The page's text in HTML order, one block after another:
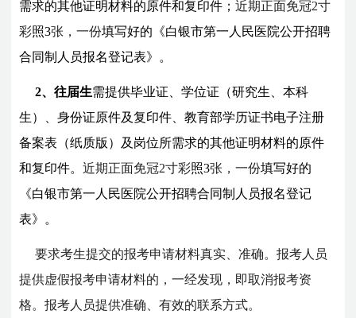
需求的其他证明材料的原件和复印件；近期正面免冠2寸
彩照3张，一份填写好的《白银市第一人民医院公开招聘
合同制人员报名登记表》。
2、往届生需提供毕业证、学位证（研究生、本科
生）、身份证原件及复印件、教育部学历证书电子注册
备案表（纸质版）及岗位所需求的其他证明材料的原件
和复印件。近期正面免冠2寸彩照3张，一份填写好的
《白银市第一人民医院公开招聘合同制人员报名登记
表》。
要求考生提交的报考申请材料真实、准确。报考人员
提供虚假报考申请材料的，一经发现，即取消报考资
格。报考人员提供准确、有效的联系方式。